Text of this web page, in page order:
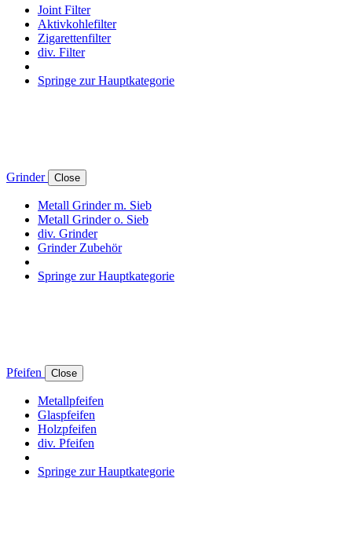
Joint Filter
Aktivkohlefilter
Zigarettenfilter
div. Filter
Springe zur Hauptkategorie
Grinder Close
Metall Grinder m. Sieb
Metall Grinder o. Sieb
div. Grinder
Grinder Zubehör
Springe zur Hauptkategorie
Pfeifen Close
Metallpfeifen
Glaspfeifen
Holzpfeifen
div. Pfeifen
Springe zur Hauptkategorie